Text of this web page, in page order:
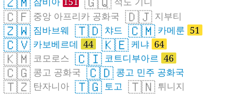
🇨🇫 중앙 아프리카 공화국 🇩🇯 지부티
🇿🇼 짐바브웨 🇹🇩 챠드 🇨🇲 카메룬 51
🇨🇻 카보베르데 44 🇰🇪 케냐 64
🇰🇲 코모로스 🇨🇮 코트디부아르 46
🇨🇬 콩고 공화국 🇨🇩 콩고 민주 공화국
🇹🇿 탄자니아 🇹🇬 토고 🇹🇳 튀니지